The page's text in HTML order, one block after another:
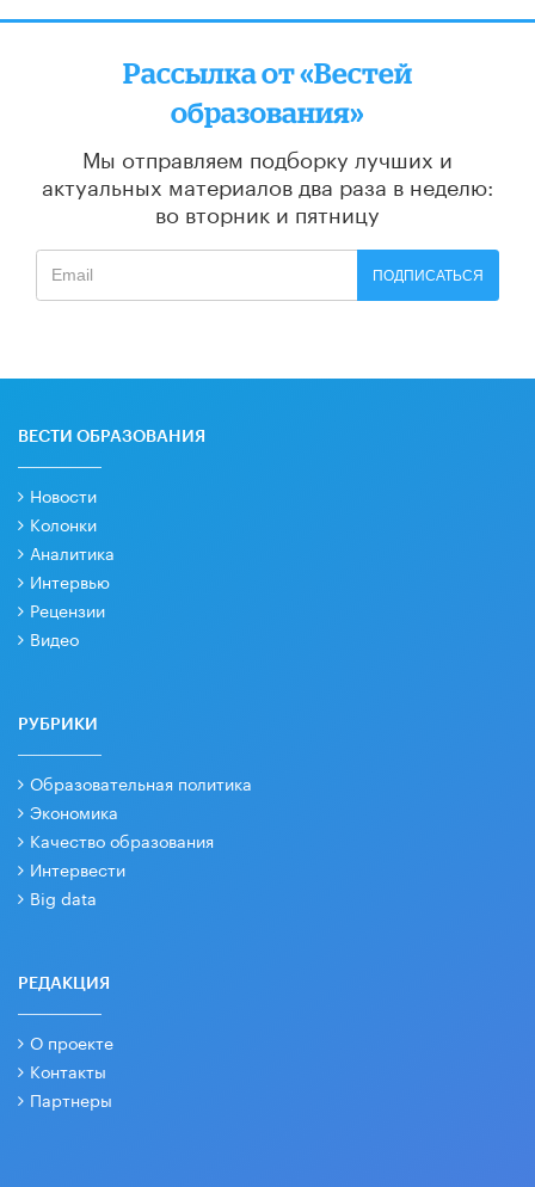
Рассылка от «Вестей
образования»
Мы отправляем подборку лучших и
актуальных материалов два раза в неделю:
во вторник и пятницу
ПОДПИСАТЬСЯ
ВЕСТИ ОБРАЗОВАНИЯ
Новости
Колонки
Аналитика
Интервью
Рецензии
Видео
РУБРИКИ
Образовательная политика
Экономика
Качество образования
Интервести
Big data
РЕДАКЦИЯ
О проекте
Контакты
Партнеры